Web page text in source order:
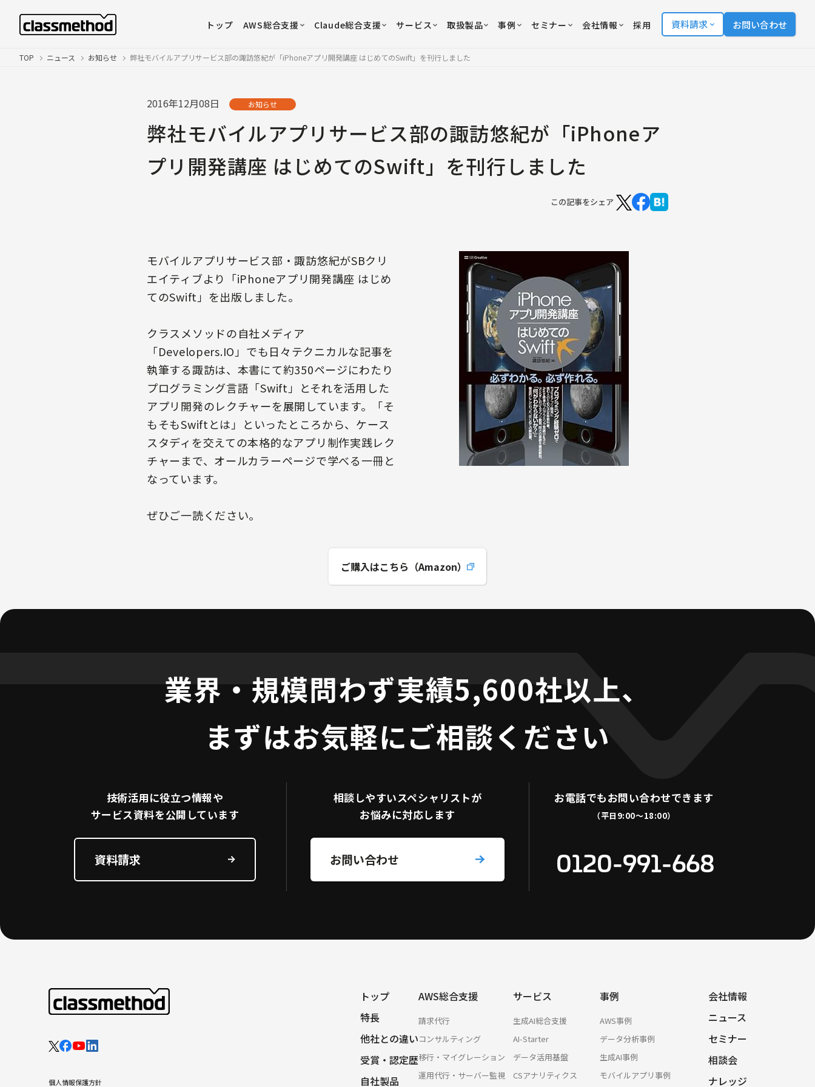
トップ AWS総合支援 Claude総合支援 サービス 取扱製品 事例 セミナー 会社情報 採用 資料請求 お問い合わせ
TOP ニュース お知らせ 弊社モバイルアプリサービス部の諏訪悠紀が「iPhoneアプリ開発講座 はじめてのSwift」を刊行しました
2016年12月08日 お知らせ
弊社モバイルアプリサービス部の諏訪悠紀が「iPhoneア
プリ開発講座 はじめてのSwift」を刊行しました
この記事をシェア
モバイルアプリサービス部・諏訪悠紀がSBクリ
エイティブより「iPhoneアプリ開発講座 はじめ
てのSwift」を出版しました。
クラスメソッドの自社メディア
「Developers.IO」でも日々テクニカルな記事を
執筆する諏訪は、本書にて約350ページにわたり
プログラミング言語「Swift」とそれを活用した
アプリ開発のレクチャーを展開しています。「そ
もそもSwiftとは」といったところから、ケース
スタディを交えての本格的なアプリ制作実践レク
チャーまで、オールカラーページで学べる一冊と
なっています。
ぜひご一読ください。
ご購入はこちら（Amazon）
業界・規模問わず実績5,600社以上、
まずはお気軽にご相談ください
技術活用に役立つ情報や
サービス資料を公開しています
資料請求
相談しやすいスペシャリストが
お悩みに対応します
お問い合わせ
お電話でもお問い合わせできます
（平日9:00〜18:00）
0120-991-668
個人情報保護方針
トップ
特長
他社との違い
受賞・認定歴
自社製品
AWS総合支援
請求代行
コンサルティング
移行・マイグレーション
運用代行・サーバー監視
サービス
生成AI総合支援
AI-Starter
データ活用基盤
CSアナリティクス
事例
AWS事例
データ分析事例
生成AI事例
モバイルアプリ事例
会社情報
ニュース
セミナー
相談会
ナレッジ